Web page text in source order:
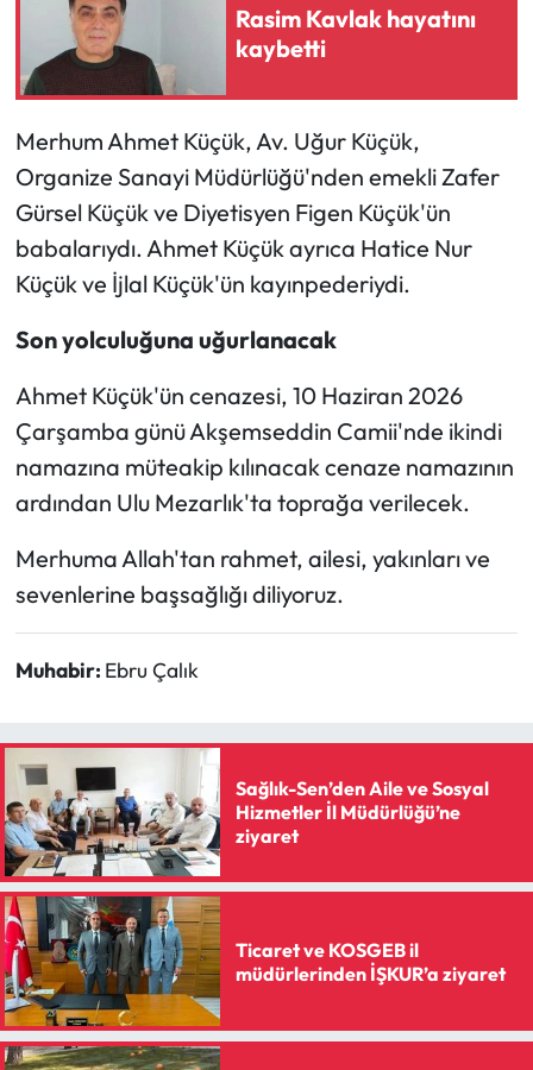
Rasim Kavlak hayatını
kaybetti
Merhum Ahmet Küçük, Av. Uğur Küçük,
Organize Sanayi Müdürlüğü'nden emekli Zafer
Gürsel Küçük ve Diyetisyen Figen Küçük'ün
babalarıydı. Ahmet Küçük ayrıca Hatice Nur
Küçük ve İjlal Küçük'ün kayınpederiydi.
Son yolculuğuna uğurlanacak
Ahmet Küçük'ün cenazesi, 10 Haziran 2026
Çarşamba günü Akşemseddin Camii'nde ikindi
namazına müteakip kılınacak cenaze namazının
ardından Ulu Mezarlık'ta toprağa verilecek.
Merhuma Allah'tan rahmet, ailesi, yakınları ve
sevenlerine başsağlığı diliyoruz.
Muhabir: Ebru Çalık
Sağlık-Sen’den Aile ve Sosyal
Hizmetler İl Müdürlüğü’ne
ziyaret
Ticaret ve KOSGEB il
müdürlerinden İŞKUR’a ziyaret
Kültür Sanat
Laçin Haberleri
Magazin
Mecitözü Haberleri
Oğuzlar Haberleri
Otomotiv
Resmi İlan
Resmi Reklam
Siyaset
Spor
Sungurlu Haberleri
Turizm
Uğurludağ Haberleri
Yaşam
Yayla Haber